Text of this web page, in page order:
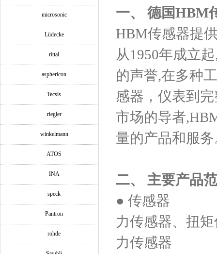
microsonic
Lüdecke
rittal
asphericon
Tecsis
riegler
winkelmann
ATOS
INA
speck
Pantron
rohde
一、
德国HBM
HBM传感器提
从1950年成立
的声誉,在多种
感器，仪表到
市场的导者
量的产品和服
二、
主要产品
● 传感器
力传感器、扭
力传感器